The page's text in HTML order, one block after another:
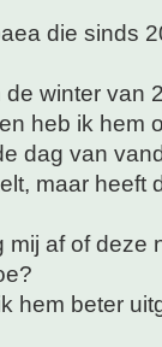
die sinds
de winter van
heb ik hem
dag van
maar heeft
mij af of deze
hem beter